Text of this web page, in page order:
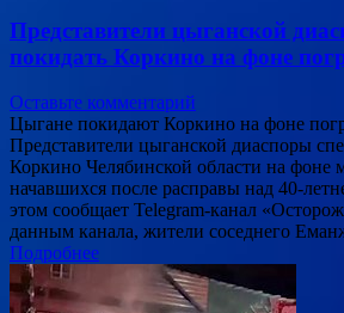
Представители цыганской
покидать Коркино на фоне
Оставьте комментарий
Цыгане покидают Коркино на фоне
Представители цыганской диаспоры
Коркино Челябинской области на фоне
начавшихся после расправы над 40-
этом сообщает Telegram-канал
данным канала, жители соседнего
Подробнее